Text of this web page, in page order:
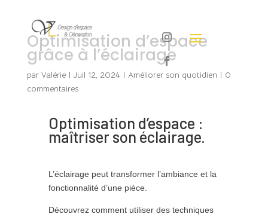
Optimisation d’espace
grâce à l’éclairage
par Valérie| Juil 12, 2024 | Améliorer son quotidien | 0
commentaires
Optimisation d’espace :
maîtriser son éclairage.
L’éclairage peut transformer l’ambiance et la
fonctionnalité d’une pièce.
Découvrez comment utiliser des techniques